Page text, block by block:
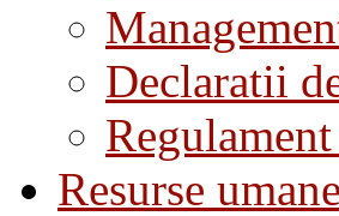
Declaratii
Resurse umane